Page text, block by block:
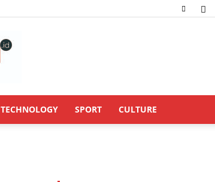
TECHNOLOGY SPORT CULTURE